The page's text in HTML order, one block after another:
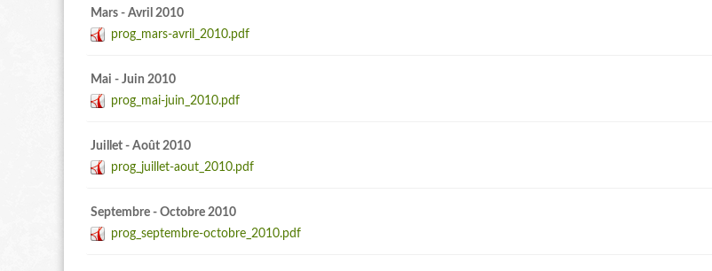
Mars - Avril 2010
prog_mars-avril_2010.pdf
Mai - Juin 2010
prog_mai-juin_2010.pdf
Juillet - Août 2010
prog_juillet-aout_2010.pdf
Septembre - Octobre 2010
prog_septembre-octobre_2010.pdf